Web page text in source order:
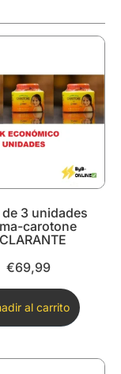
de 3 unidades
carotone
€69,99
al carrito